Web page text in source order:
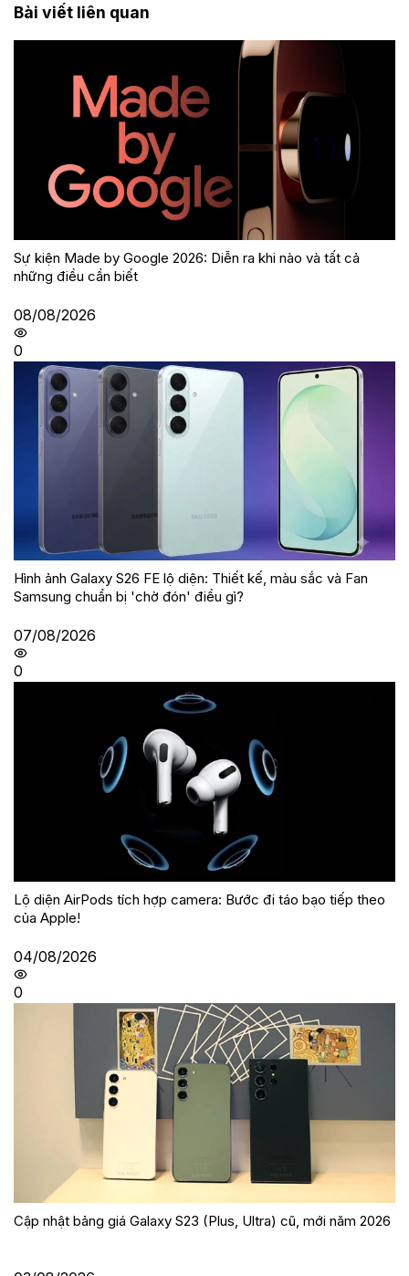
Bài viết liên quan
Sự kiện Made by Google 2026: Diễn ra khi nào và tất cả
những điều cần biết
08/08/2026
0
Hình ảnh Galaxy S26 FE lộ diện: Thiết kế, màu sắc và Fan
Samsung chuẩn bị 'chờ đón' điều gì?
07/08/2026
0
Lộ diện AirPods tích hợp camera: Bước đi táo bạo tiếp theo
của Apple!
04/08/2026
0
Cập nhật bảng giá Galaxy S23 (Plus, Ultra) cũ, mới năm 2026